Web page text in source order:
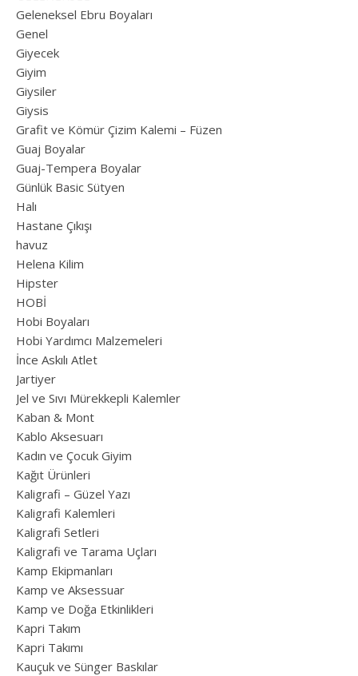
Geleneksel Ebru Boyaları
Genel
Giyecek
Giyim
Giysiler
Giysis
Grafit ve Kömür Çizim Kalemi – Füzen
Guaj Boyalar
Guaj-Tempera Boyalar
Günlük Basic Sütyen
Halı
Hastane Çıkışı
havuz
Helena Kilim
Hipster
HOBİ
Hobi Boyaları
Hobi Yardımcı Malzemeleri
İnce Askılı Atlet
Jartiyer
Jel ve Sıvı Mürekkepli Kalemler
Kaban & Mont
Kablo Aksesuarı
Kadın ve Çocuk Giyim
Kağıt Ürünleri
Kaligrafi – Güzel Yazı
Kaligrafi Kalemleri
Kaligrafi Setleri
Kaligrafi ve Tarama Uçları
Kamp Ekipmanları
Kamp ve Aksessuar
Kamp ve Doğa Etkinlikleri
Kapri Takım
Kapri Takımı
Kauçuk ve Sünger Baskılar